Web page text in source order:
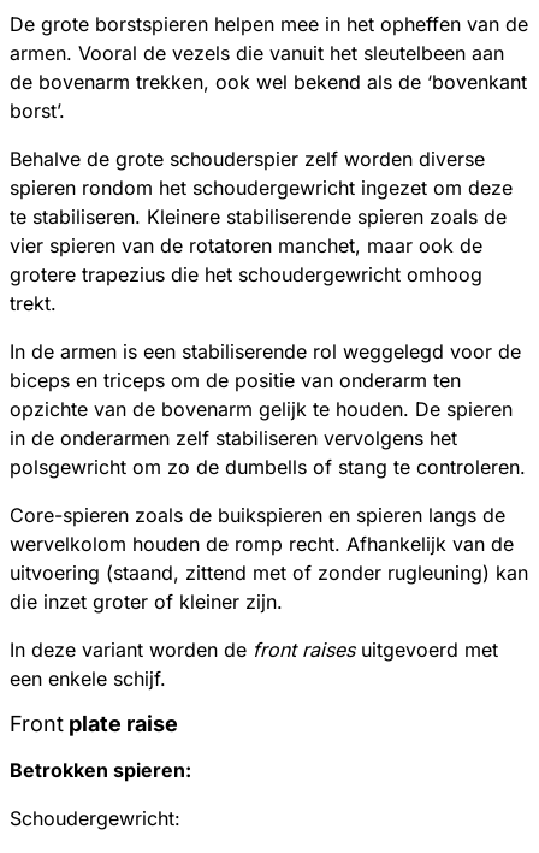
De grote borstspieren helpen mee in het opheffen van de
armen. Vooral de vezels die vanuit het sleutelbeen aan
de bovenarm trekken, ook wel bekend als de ‘bovenkant
borst’.
Behalve de grote schouderspier zelf worden diverse
spieren rondom het schoudergewricht ingezet om deze
te stabiliseren. Kleinere stabiliserende spieren zoals de
vier spieren van de rotatoren manchet, maar ook de
grotere trapezius die het schoudergewricht omhoog
trekt.
In de armen is een stabiliserende rol weggelegd voor de
biceps en triceps om de positie van onderarm ten
opzichte van de bovenarm gelijk te houden. De spieren
in de onderarmen zelf stabiliseren vervolgens het
polsgewricht om zo de dumbells of stang te controleren.
Core-spieren zoals de buikspieren en spieren langs de
wervelkolom houden de romp recht. Afhankelijk van de
uitvoering (staand, zittend met of zonder rugleuning) kan
die inzet groter of kleiner zijn.
In deze variant worden de front raises uitgevoerd met
een enkele schijf.
Front plate raise
Betrokken spieren:
Schoudergewricht: